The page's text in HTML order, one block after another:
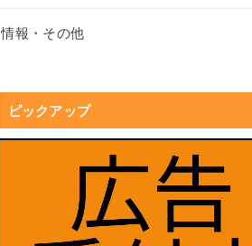
情報・その他
ピックアップ